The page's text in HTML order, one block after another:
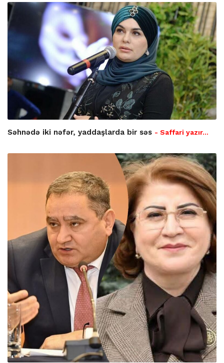
Səhnədə iki nəfər, yaddaşlarda bir səs - Saffari yazır…